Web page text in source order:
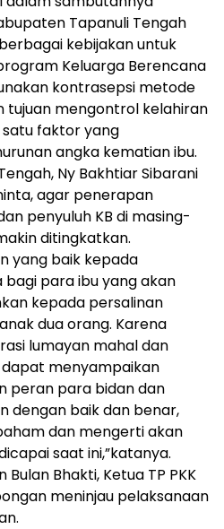
Tapanuli Tengah
kebijakan untuk
Keluarga Berencana
kontrasepsi metode
tujuan mengontrol kelahiran
faktor yang
angka kematian ibu.
Ny Bakhtiar Sibarani
agar penerapan
penyuluh KB di masing-
ditingkatkan.
yang baik kepada
bagi para ibu yang akan
kepada persalinan
dua orang. Karena
lumayan mahal dan
menyampaikan
peran para bidan dan
dengan baik dan benar,
dan mengerti akan
saat ini,”katanya.
Bhakti, Ketua TP PKK
meninjau pelaksanaan